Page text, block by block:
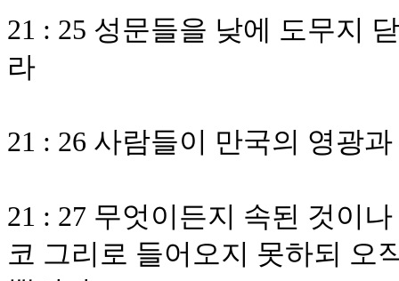
21 : 25 성문들을 낮에 도무지
라
21 : 26 사람들이 만국의 영광
21 : 27 무엇이든지 속된 것이
코 그리로 들어오지 못하되 오